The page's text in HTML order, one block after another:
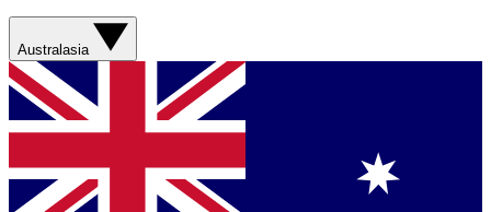
Australasia